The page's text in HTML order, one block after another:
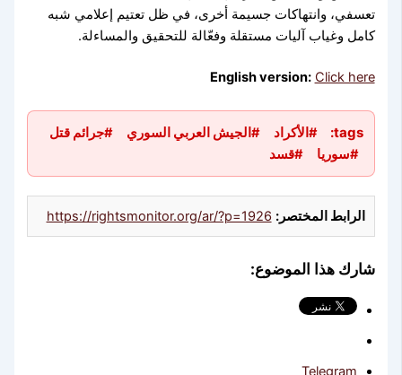
⚠️تحذير:محتوى توثيقي يحتوي مشاهد
Documentary content containing
أوافق للمشاهدة / I Agree
تعسفي، وانتهاكات جسيمة أخرى، في ظل تعتيم إعلامي شبه
كامل وغياب آليات مستقلة وفعّالة للتحقيق والمساءلة.
English version: Click here
tags: #الأكراد #الجيش العربي السوري
#جرائم قتل
#سوريا
#قسد
الرابط المختصر: https://rightsmonitor.org/ar/?p=1926
شارك هذا الموضوع:
Telegram